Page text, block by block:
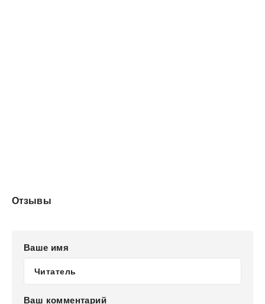
Отзывы
Ваше имя
Ваш комментарий